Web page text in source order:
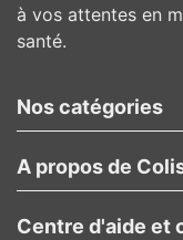
à vos attentes en
santé.
Nos catégories
A propos de
Centre d'aide et